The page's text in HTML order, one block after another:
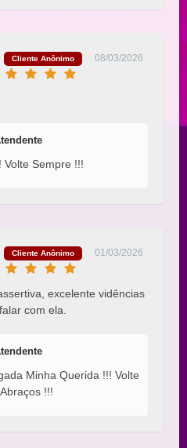
Cliente Anônimo
08/03/2026
Volte Sempre !!!
Cliente Anônimo
01/03/2026
excelente vidências
com ela.
Minha Querida !!! Volte
!!!